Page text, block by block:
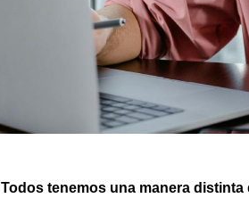
Todos tenemos una manera